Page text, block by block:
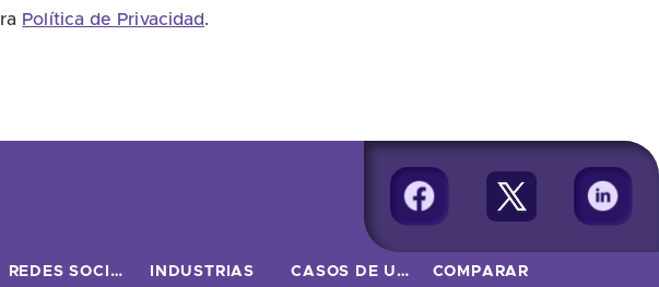
Política de Privacidad.
REDES SOCIALES INDUSTRIAS CASOS DE USO Y NEGOCIOS COMPARAR